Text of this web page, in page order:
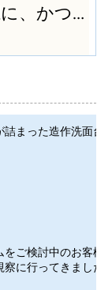
、かつ
詰まった造作洗面台
をご検討中のお客様
に行ってきました